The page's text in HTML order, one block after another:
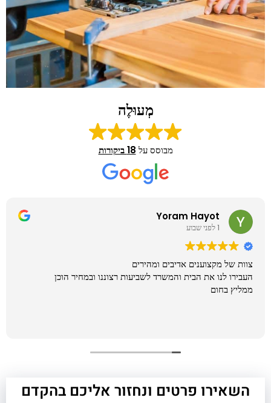
מְעוּלֶה
מבוסס על 18 ביקורות
Yoram Hayot
צוות של מקצוענים אדיבים ומהירים
העבירו לנו את הבית והמשרד לשביעות רצוננו ובמחיר הוכן
ממליץ בחום
השאירו פרטים ונחזור אליכם בהקדם